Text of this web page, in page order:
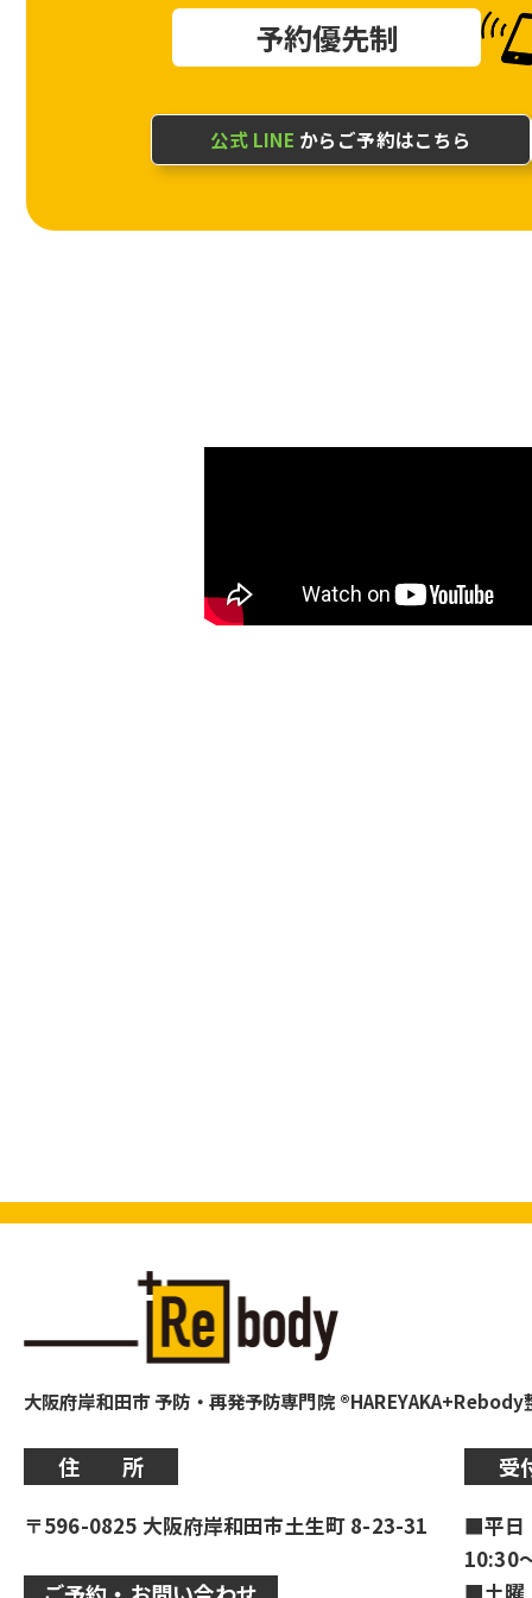
予約優先制
公式 LINE からご予約はこちら
大阪府岸和田市 予防・再発予防専門院 ®HAREYAKA+Rebody
住 所
〒596-0825 大阪府岸和田市土生町 8-23-31
受
■平日
10:30
■土曜